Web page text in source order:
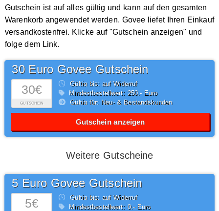
Gutschein ist auf alles gültig und kann auf den gesamten
Warenkorb angewendet werden. Govee liefet Ihren Einkauf
versandkostenfrei. Klicke auf "Gutschein anzeigen" und
folge dem Link.
30€
GUTSCHEIN
30 Euro Govee Gutschein
Gültig bis: auf Widerruf
Mindestbestellwert: 250,- Euro
Gültig für: Neu- & Bestandskunden
Gutschein anzeigen
Weitere Gutscheine
5€
5 Euro Govee Gutschein
Gültig bis: auf Widerruf
Mindestbestellwert: 0,- Euro